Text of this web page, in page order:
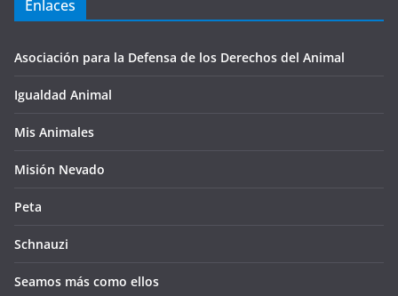
Enlaces
Asociación para la Defensa de los Derechos del Animal
Igualdad Animal
Mis Animales
Misión Nevado
Peta
Schnauzi
Seamos más como ellos